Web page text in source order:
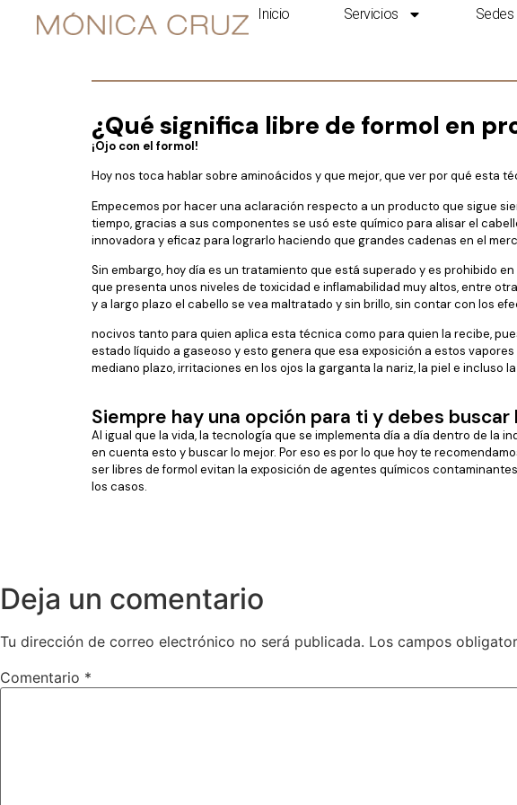
Inicio Servicios Sedes
¿Qué significa libre de formol en
¡Ojo con el formol!
Hoy nos toca hablar sobre aminoácidos y que mejor, que ver por qué esta
Empecemos por hacer una aclaración respecto a un producto que sigue
tiempo, gracias a sus componentes se usó este químico para alisar el
innovadora y eficaz para lograrlo haciendo que grandes cadenas en el
Sin embargo, hoy día es un tratamiento que está superado y es prohibido
que presenta unos niveles de toxicidad e inflamabilidad muy altos, entre
y a largo plazo el cabello se vea maltratado y sin brillo, sin contar con los
nocivos tanto para quien aplica esta técnica como para quien la recibe,
estado líquido a gaseoso y esto genera que esa exposición a estos
mediano plazo, irritaciones en los ojos la garganta la nariz, la piel e incluso
Siempre hay una opción para ti y debes
Al igual que la vida, la tecnología que se implementa día a día dentro de la
en cuenta esto y buscar lo mejor. Por eso es por lo que hoy te
ser libres de formol evitan la exposición de agentes químicos
los casos.
Deja un comentario
Tu dirección de correo electrónico no será publicada. Los campos
Comentario *